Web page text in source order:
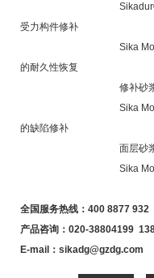
Sikadur®-32 LP
受力构件修补
Sika MonoTop®-
的耐久性恢复
修补砂
Sika MonoTop®-
的缺陷修补
面层砂
Sika MonoTop®-
全国服务热线：400 8877 932
产品咨询：020-38804199
E-mail：sikadg@gzdg.com